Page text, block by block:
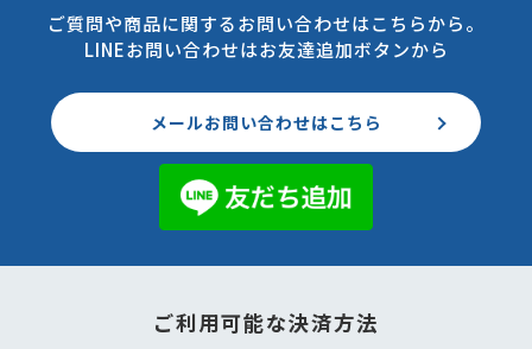
ご質問や商品に関するお問い合わせはこちらから。
LINEお問い合わせはお友達追加ボタンから
メールお問い合わせはこちら
ご利用可能な決済方法